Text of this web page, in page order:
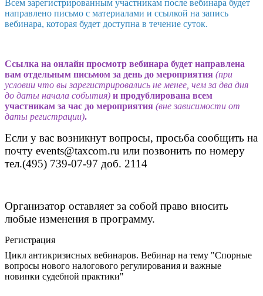
Всем зарегистрированным участникам после вебинара будет
направлено письмо с материалами и ссылкой на запись
вебинара, которая будет доступна в течение суток.
Ссылка на онлайн просмотр вебинара будет направлена
вам отдельным письмом за день до мероприятия (при
условии что вы зарегистрировались не менее, чем за два дня
до даты начала события) и продублирована всем
участникам за час до мероприятия (вне зависимости от
даты регистрации).
Если у вас возникнут вопросы, просьба сообщить на
почту events@taxcom.ru или позвонить по номеру
тел.(495) 739-07-97 доб. 2114
Организатор оставляет за собой право вносить
любые изменения в программу.
Регистрация
Цикл антикризисных вебинаров. Вебинар на тему "Спорные
вопросы нового налогового регулирования и важные
новинки судебной практики"